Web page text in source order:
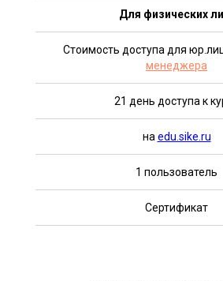
Для физических
Стоимость доступа для
менеджера
21 день доступа к
на edu.sike.ru
1 пользователь
Сертификат